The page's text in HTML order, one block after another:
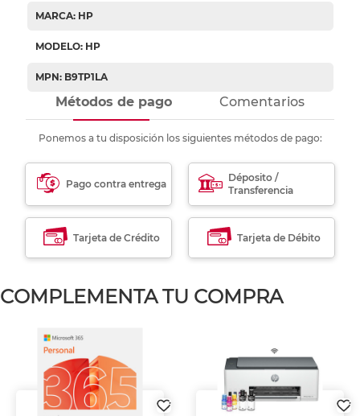
MARCA: HP
MODELO: HP
MPN: B9TP1LA
Métodos de pago Comentarios
Ponemos a tu disposición los siguientes métodos de pago:
Pago contra entrega
Déposito /
Transferencia
Tarjeta de Crédito Tarjeta de Débito
COMPLEMENTA TU COMPRA